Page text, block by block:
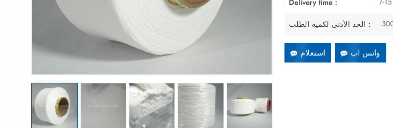
Delivery time :
الحد الأدنى لكمية الطلب :
استعلام واتس اب